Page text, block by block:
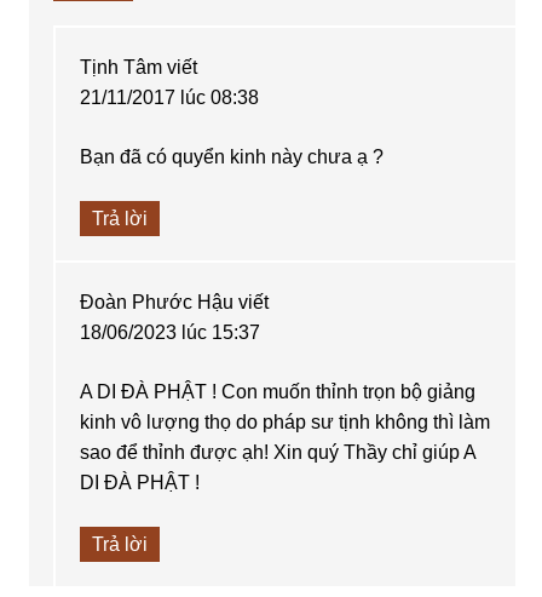
Tịnh Tâm viết
21/11/2017 lúc 08:38
Bạn đã có quyển kinh này chưa ạ ?
Trả lời
Đoàn Phước Hậu viết
18/06/2023 lúc 15:37
A DI ĐÀ PHẬT ! Con muốn thỉnh trọn bộ giảng
kinh vô lượng thọ do pháp sư tịnh không thì làm
sao để thỉnh được ạh! Xin quý Thầy chỉ giúp A
DI ĐÀ PHẬT !
Trả lời